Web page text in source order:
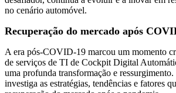
no cenário automóvel.
Recuperação do mercado após
A era pós-COVID-19 marcou um momento
de serviços de TI de Cockpit Digital
uma profunda transformação e
investiga as estratégias, tendências e fatores